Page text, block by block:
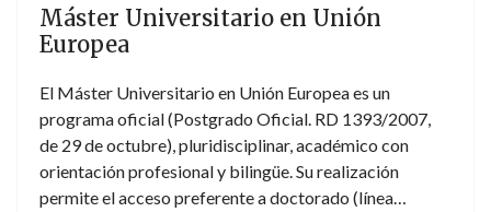
Unión Europea.
Máster Universitario en Unión
Europea
El Máster Universitario en Unión Europea es un
programa oficial (Postgrado Oficial. RD 1393/2007,
de 29 de octubre), pluridisciplinar, académico con
orientación profesional y bilingüe. Su realización
permite el acceso preferente a doctorado (línea